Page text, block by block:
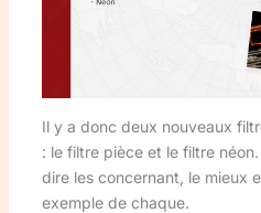
Il y a donc deux nouveaux
: le filtre pièce et le filtre
dire les concernant, le mieux
exemple de chaque.